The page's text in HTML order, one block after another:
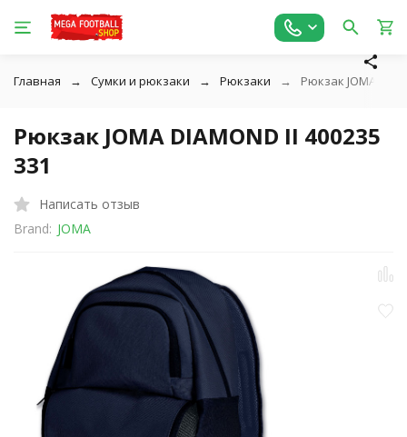
Главная Сумки и рюкзаки Рюкзаки Рюкзак JOMA
Рюкзак JOMA DIAMOND II 400235
331
Написать отзыв
Brand: JOMA